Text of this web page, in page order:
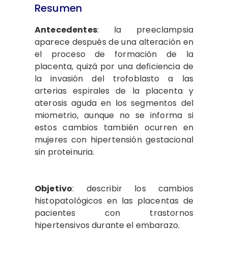
Resumen
Antecedentes: la preeclampsia
aparece después de una alteración en
el proceso de formación de la
placenta, quizá por una deficiencia de
la invasión del trofoblasto a las
arterias espirales de la placenta y
aterosis aguda en los segmentos del
miometrio, aunque no se informa si
estos cambios también ocurren en
mujeres con hipertensión gestacional
sin proteinuria.
Objetivo: describir los cambios
histopatológicos en las placentas de
pacientes con trastornos
hipertensivos durante el embarazo.